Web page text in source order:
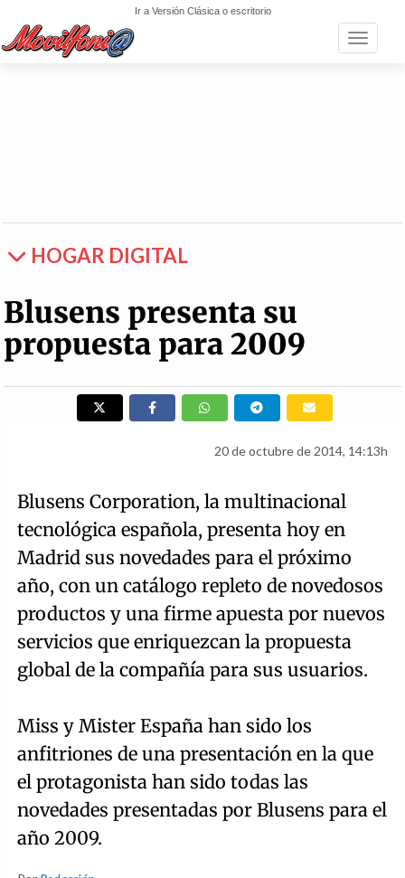
Ir a Versión Clásica o escritorio
Toggle
HOGAR DIGITAL
Blusens presenta su
propuesta para 2009
20 de octubre de 2014, 14:13h
Blusens Corporation, la multinacional
tecnológica española, presenta hoy en
Madrid sus novedades para el próximo
año, con un catálogo repleto de novedosos
productos y una firme apuesta por nuevos
servicios que enriquezcan la propuesta
global de la compañía para sus usuarios.
Miss y Mister España han sido los
anfitriones de una presentación en la que
el protagonista han sido todas las
novedades presentadas por Blusens para el
año 2009.